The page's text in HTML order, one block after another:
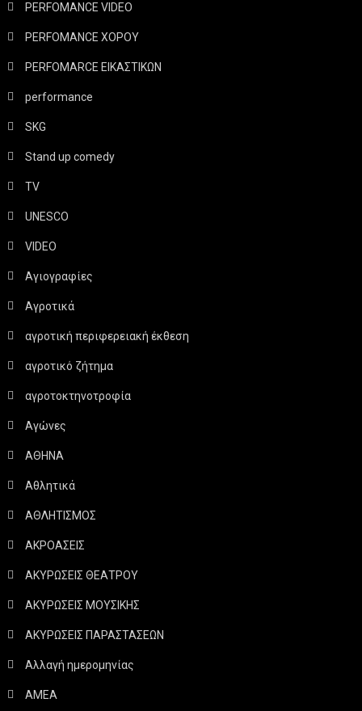
PERFOMANCE VIDEO
PERFOMANCE ΧΟΡΟΥ
PERFOMARCE ΕΙΚΑΣΤΙΚΩΝ
performance
SKG
Stand up comedy
TV
UNESCO
VIDEO
Αγιογραφίες
Αγροτικά
αγροτική περιφερειακή έκθεση
αγροτικό ζήτημα
αγροτοκτηνοτροφία
Αγώνες
ΑΘΗΝΑ
Αθλητικά
ΑΘΛΗΤΙΣΜΟΣ
ΑΚΡΟΑΣΕΙΣ
ΑΚΥΡΩΣΕΙΣ ΘΕΑΤΡΟΥ
ΑΚΥΡΩΣΕΙΣ ΜΟΥΣΙΚΗΣ
ΑΚΥΡΩΣΕΙΣ ΠΑΡΑΣΤΑΣΕΩΝ
Αλλαγή ημερομηνίας
ΑΜΕΑ